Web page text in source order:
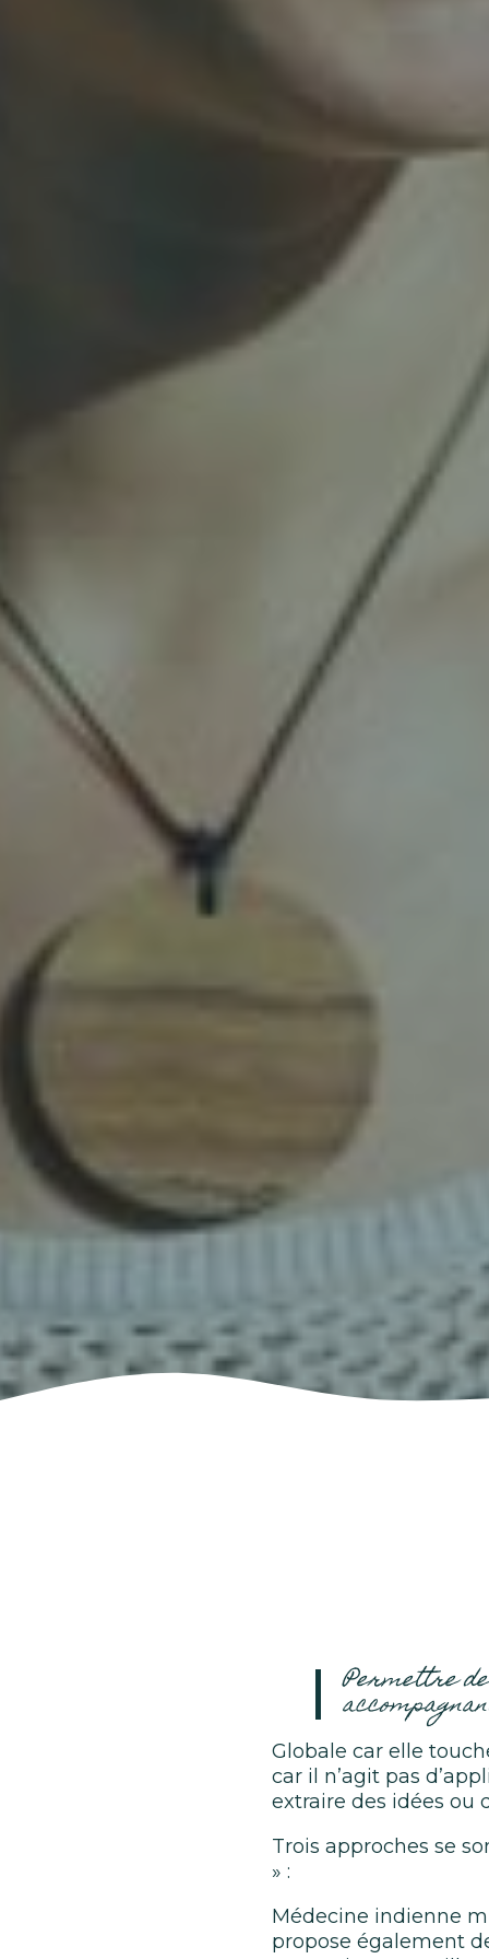
Permettre
Globale car elle
car il n’agit pas
extraire des idées ou
Trois approches se
» :
Médecine indienne
propose également